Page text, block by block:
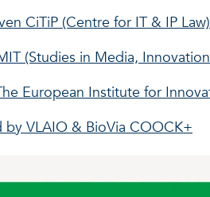
CiTiP (Centre for IT & IP Law)
(Studies in Media,
European Institute for
by VLAIO & BioVia COOCK+